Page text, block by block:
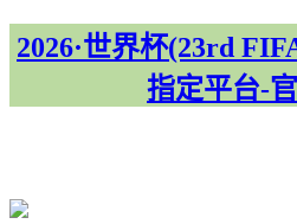
2026·世界杯(23rd
指定平台-